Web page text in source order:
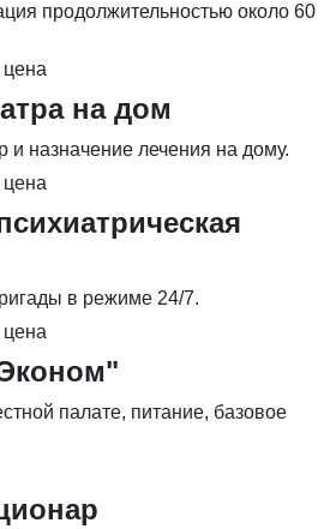
продолжительностью около 60
цена
на дом
и назначение лечения на дому.
цена
в режиме 24/7.
цена
палате, питание, базовое